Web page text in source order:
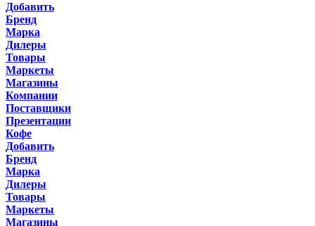
Добавить
Бренд
Марка
Дилеры
Товары
Маркеты
Магазины
Компании
Поставщики
Презентации
Кофе
Добавить
Бренд
Марка
Дилеры
Товары
Маркеты
Магазины